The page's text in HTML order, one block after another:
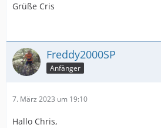
Grüße Cris
Freddy2000SP
Anfänger
7. März 2023 um 19:10
Hallo Chris,